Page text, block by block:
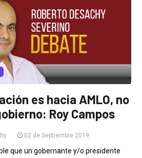
es hacia AMLO, no
Roy Campos
02 de Septiembre 2019
que un gobernante y/o presidente